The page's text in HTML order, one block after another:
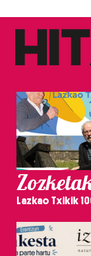
Lazkao Txikik